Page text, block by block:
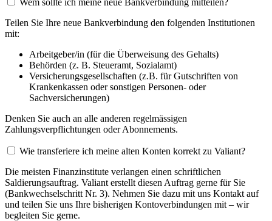
Teilen Sie Ihre neue Bankverbindung den folgenden Institutionen
mit:
Arbeitgeber/in (für die Überweisung des Gehalts)
Behörden (z. B. Steueramt, Sozialamt)
Versicherungsgesellschaften (z.B. für Gutschriften von
Krankenkassen oder sonstigen Personen- oder
Sachversicherungen)
Denken Sie auch an alle anderen regelmässigen
Zahlungsverpflichtungen oder Abonnements.
Wie transferiere ich meine alten Konten korrekt zu Valiant?
Die meisten Finanzinstitute verlangen einen schriftlichen
Saldierungsauftrag. Valiant erstellt diesen Auftrag gerne für Sie
(Bankwechselschritt Nr. 3). Nehmen Sie dazu mit uns Kontakt auf
und teilen Sie uns Ihre bisherigen Kontoverbindungen mit – wir
begleiten Sie gerne.